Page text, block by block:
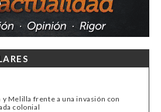
y Melilla frente a una invasión con
colonial